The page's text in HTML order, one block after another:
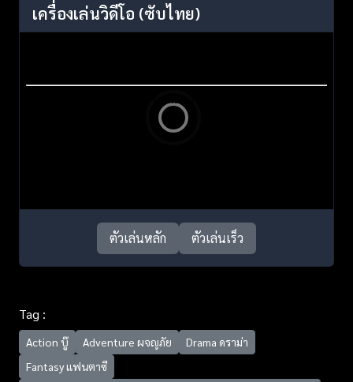
เครื่องเล่นวิดีโอ (ซับไทย)
ตัวเล่นหลัก ตัวเล่นเร็ว
Tag :
Action บู๊ Adventure ผจญภัย
Drama ดราม่า
Fantasy แฟนตาซี